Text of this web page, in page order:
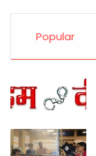
Popular